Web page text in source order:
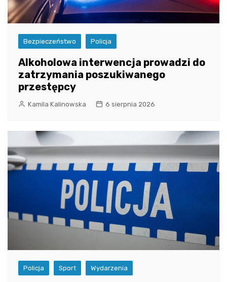
Bezpieczeństwo Policja
Alkoholowa interwencja prowadzi do
zatrzymania poszukiwanego
przestępcy
Kamila Kalinowska 6 sierpnia 2026
Policja Sport Wydarzenia